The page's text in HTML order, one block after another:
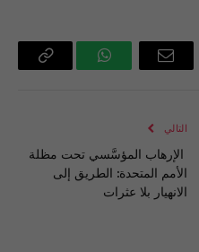
البريد
واتساب Copy
التالي
الإرهاب المؤسَّسي تحت مظلة
الأمم المتحدة: الطريق إلى
الانهيار بلا عثرات